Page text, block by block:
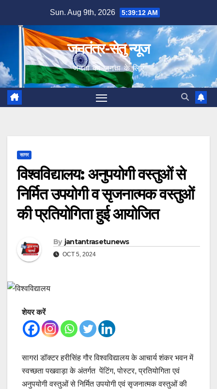
content
Sun. Aug 9th, 2026 5:39:13 AM
जनतंत्र-सेतु न्यूज
जनता का जनता के लिए
सागर
विश्वविद्यालय: अनुपयोगी वस्तुओं से
निर्मित उपयोगी व सृजनात्मक वस्तुओं
की प्रतियोगिता हुई आयोजित
By jantantrasetunews
OCT 5, 2024
शेयर करें
सागरI डॉक्टर हरीसिंह गौर विश्वविद्यालय के आचार्य शंकर भवन में
स्वच्छता पखवाड़ा के अंतर्गत पेंटिंग, पोस्टर, प्रतियोगिता एवं
अनुपयोगी वस्तुओं से निर्मित उपयोगी एवं सृजनात्मक वस्तुओं की